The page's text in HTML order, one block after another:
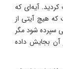
آیه‌ای که
که هیچ آیتی از
سپرده شود مگر
آن بجایش داده